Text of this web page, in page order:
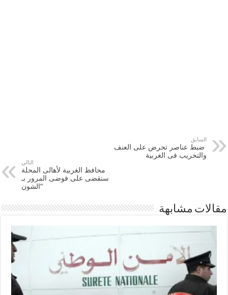
السابق
​ ضبط عناصر تحرض على العنف
والتخريب فى الغربية
التالي
محافظ الغربية لأهالى المحلة
سنقضى على فوضى المرور بـ
“الشون
مقالات مشابهة